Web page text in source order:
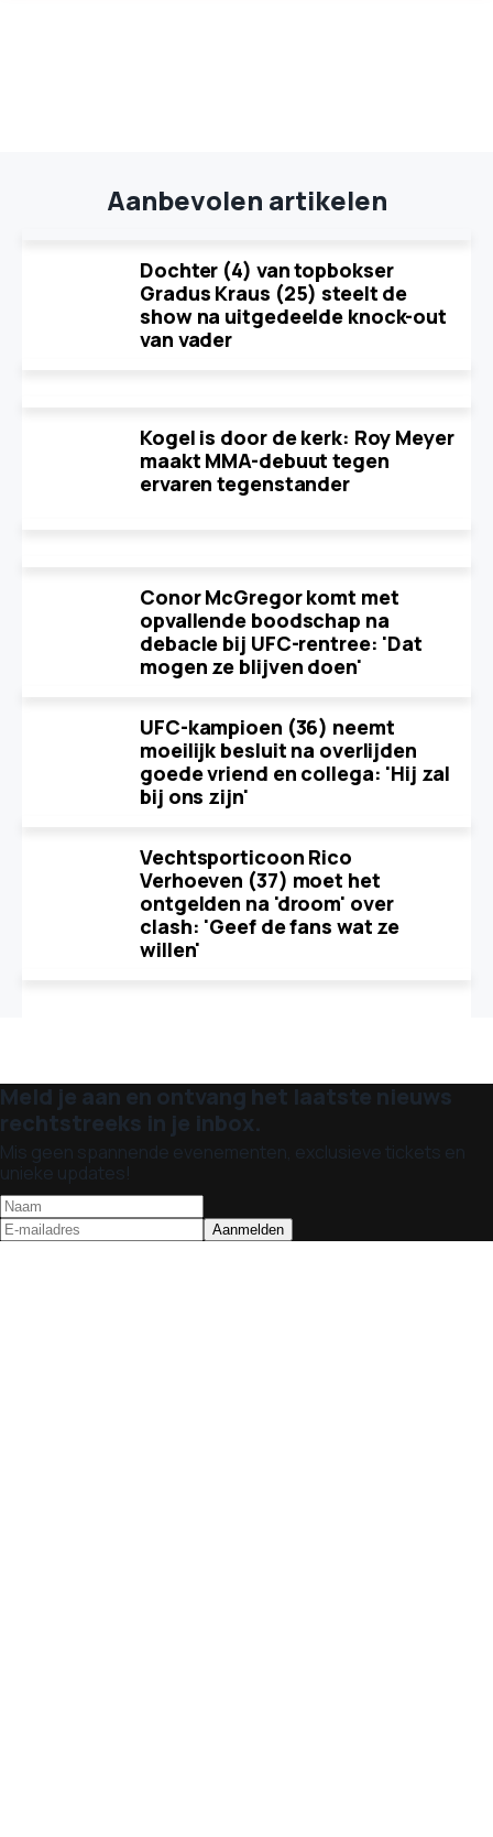
Aanbevolen artikelen
Dochter (4) van topbokser
Gradus Kraus (25) steelt de
show na uitgedeelde knock-out
van vader
Kogel is door de kerk: Roy Meyer
maakt MMA-debuut tegen
ervaren tegenstander
Conor McGregor komt met
opvallende boodschap na
debacle bij UFC-rentree: 'Dat
mogen ze blijven doen'
UFC-kampioen (36) neemt
moeilijk besluit na overlijden
goede vriend en collega: 'Hij zal
bij ons zijn'
Vechtsporticoon Rico
Verhoeven (37) moet het
ontgelden na 'droom' over
clash: 'Geef de fans wat ze
willen'
Meld je aan en ontvang het laatste nieuws
rechtstreeks in je inbox.
Mis geen spannende evenementen, exclusieve tickets en
unieke updates!